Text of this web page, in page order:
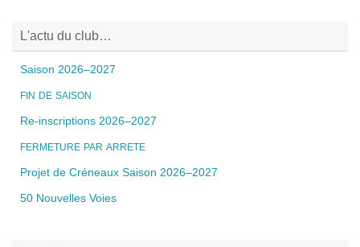
L'actu du club…
Saison 2026–2027
FIN DE SAISON
Re-inscriptions 2026–2027
FERMETURE PAR ARRETE
Projet de Créneaux Saison 2026–2027
50 Nouvelles Voies